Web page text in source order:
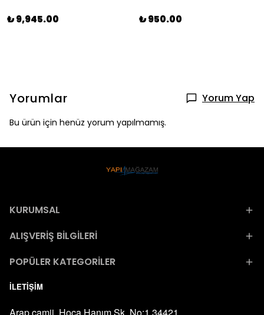
₺ 9,945.00 ₺ 950.00
Yorumlar Yorum Yap
Bu ürün için henüz yorum yapılmamış.
KURUMSAL
ALIŞVERİŞ BİLGİLERİ
POPÜLER KATEGORİLER
İLETİŞİM